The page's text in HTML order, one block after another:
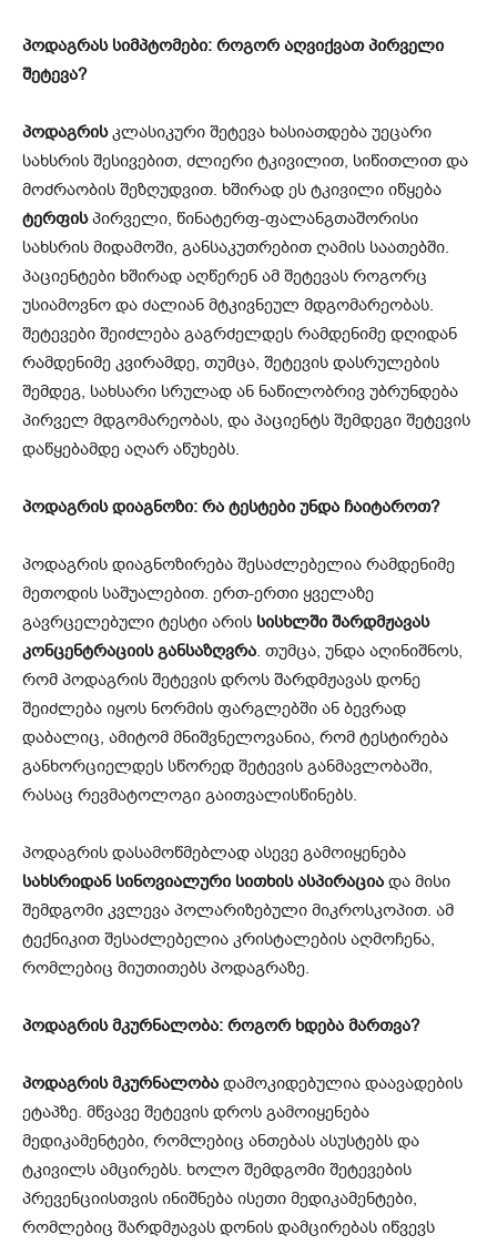
პოდაგრას სიმპტომები: როგორ აღვიქვათ პირველი
შეტევა?
პოდაგრისკლასიკური შეტევა ხასიათდება უეცარი
სახსრის შესივებით, ძლიერი ტკივილით, სიწითლით და
მოძრაობის შეზღუდვით. ხშირად ეს ტკივილი იწყება
ტერფისპირველი, წინატერფ-ფალანგთაშორისი
სახსრის მიდამოში, განსაკუთრებით ღამის საათებში.
პაციენტები ხშირად აღწერენ ამ შეტევას როგორც
უსიამოვნო და ძალიან მტკივნეულ მდგომარეობას.
შეტევები შეიძლება გაგრძელდეს რამდენიმე დღიდან
რამდენიმე კვირამდე, თუმცა, შეტევის დასრულების
შემდეგ, სახსარი სრულად ან ნაწილობრივ უბრუნდება
პირველ მდგომარეობას, და პაციენტს შემდეგი შეტევის
დაწყებამდე აღარ აწუხებს.
პოდაგრის დიაგნოზი: რა ტესტები უნდა ჩაიტაროთ?
პოდაგრის დიაგნოზირება შესაძლებელია რამდენიმე
მეთოდის საშუალებით. ერთ-ერთი ყველაზე
გავრცელებული ტესტი არის სისხლში შარდმჟავას
კონცენტრაციის განსაზღვრა. თუმცა, უნდა აღინიშნოს,
რომ პოდაგრის შეტევის დროს შარდმჟავას დონე
შეიძლება იყოს ნორმის ფარგლებში ან ბევრად
დაბალიც, ამიტომ მნიშვნელოვანია, რომ ტესტირება
განხორციელდეს სწორედ შეტევის განმავლობაში,
რასაც რევმატოლოგი გაითვალისწინებს.
პოდაგრის დასამოწმებლად ასევე გამოიყენება
სახსრიდან სინოვიალური სითხის ასპირაცია და მისი
შემდგომი კვლევა პოლარიზებული მიკროსკოპით. ამ
ტექნიკით შესაძლებელია კრისტალების აღმოჩენა,
რომლებიც მიუთითებს პოდაგრაზე.
პოდაგრის მკურნალობა: როგორ ხდება მართვა?
პოდაგრის მკურნალობა დამოკიდებულია დაავადების
ეტაპზე. მწვავე შეტევის დროს გამოიყენება
მედიკამენტები, რომლებიც ანთებას ასუსტებს და
ტკივილს ამცირებს. ხოლო შემდგომი შეტევების
პრევენციისთვის ინიშნება ისეთი მედიკამენტები,
რომლებიც შარდმჟავას დონის დამცირებას იწვევს